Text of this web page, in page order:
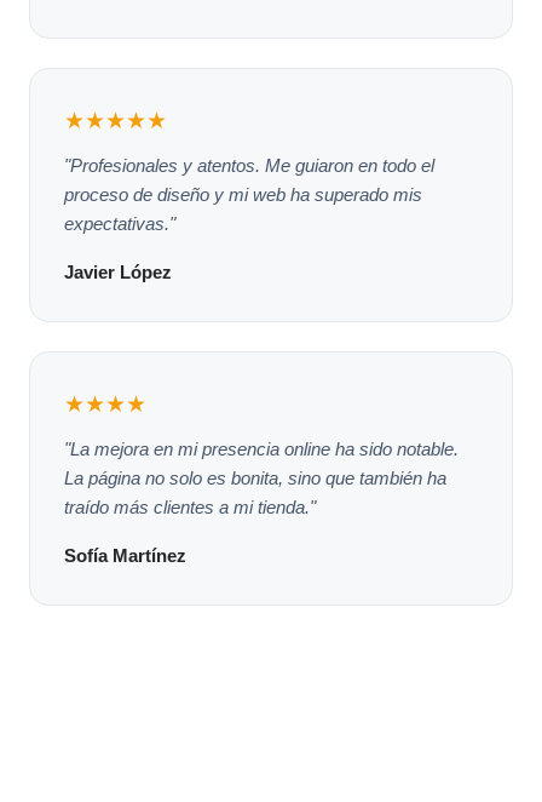
★★★★★
"Profesionales y atentos. Me guiaron en todo el
proceso de diseño y mi web ha superado mis
expectativas."
Javier López
★★★★
"La mejora en mi presencia online ha sido notable.
La página no solo es bonita, sino que también ha
traído más clientes a mi tienda."
Sofía Martínez